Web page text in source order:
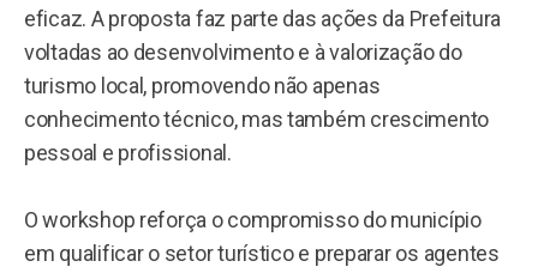
eficaz. A proposta faz parte das ações da Prefeitura
voltadas ao desenvolvimento e à valorização do
turismo local, promovendo não apenas
conhecimento técnico, mas também crescimento
pessoal e profissional.
O workshop reforça o compromisso do município
em qualificar o setor turístico e preparar os agentes